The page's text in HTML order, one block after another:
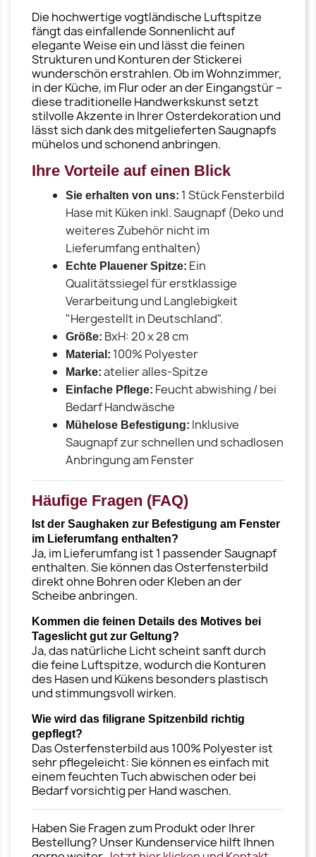
Die hochwertige vogtländische Luftspitze
fängt das einfallende Sonnenlicht auf
elegante Weise ein und lässt die feinen
Strukturen und Konturen der Stickerei
wunderschön erstrahlen. Ob im Wohnzimmer,
in der Küche, im Flur oder an der Eingangstür –
diese traditionelle Handwerkskunst setzt
stilvolle Akzente in Ihrer Osterdekoration und
lässt sich dank des mitgelieferten Saugnapfs
mühelos und schonend anbringen.
Ihre Vorteile auf einen Blick
Sie erhalten von uns: 1 Stück Fensterbild
Hase mit Küken inkl. Saugnapf (Deko und
weiteres Zubehör nicht im
Lieferumfang enthalten)
Echte Plauener Spitze: Ein
Qualitätssiegel für erstklassige
Verarbeitung und Langlebigkeit
"Hergestellt in Deutschland".
Größe: BxH: 20 x 28 cm
Material: 100% Polyester
Marke: atelier alles-Spitze
Einfache Pflege: Feucht abwishing / bei
Bedarf Handwäsche
Mühelose Befestigung: Inklusive
Saugnapf zur schnellen und schadlosen
Anbringung am Fenster
Häufige Fragen (FAQ)
Ist der Saughaken zur Befestigung am Fenster
im Lieferumfang enthalten?
Ja, im Lieferumfang ist 1 passender Saugnapf
enthalten. Sie können das Osterfensterbild
direkt ohne Bohren oder Kleben an der
Scheibe anbringen.
Kommen die feinen Details des Motives bei
Tageslicht gut zur Geltung?
Ja, das natürliche Licht scheint sanft durch
die feine Luftspitze, wodurch die Konturen
des Hasen und Kükens besonders plastisch
und stimmungsvoll wirken.
Wie wird das filigrane Spitzenbild richtig
gepflegt?
Das Osterfensterbild aus 100% Polyester ist
sehr pflegeleicht: Sie können es einfach mit
einem feuchten Tuch abwischen oder bei
Bedarf vorsichtig per Hand waschen.
Haben Sie Fragen zum Produkt oder Ihrer
Bestellung? Unser Kundenservice hilft Ihnen